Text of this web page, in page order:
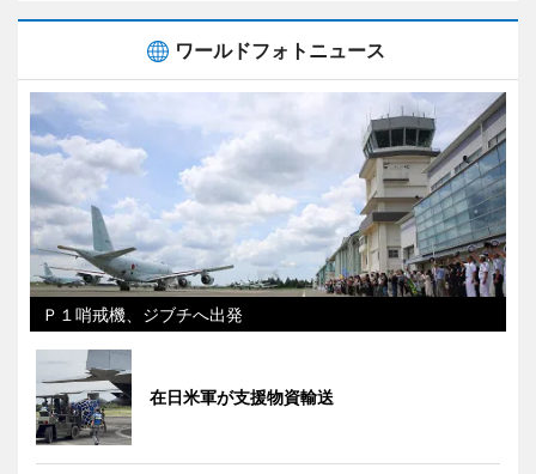
ワールドフォトニュース
Ｐ１哨戒機、ジブチへ出発
在日米軍が支援物資輸送